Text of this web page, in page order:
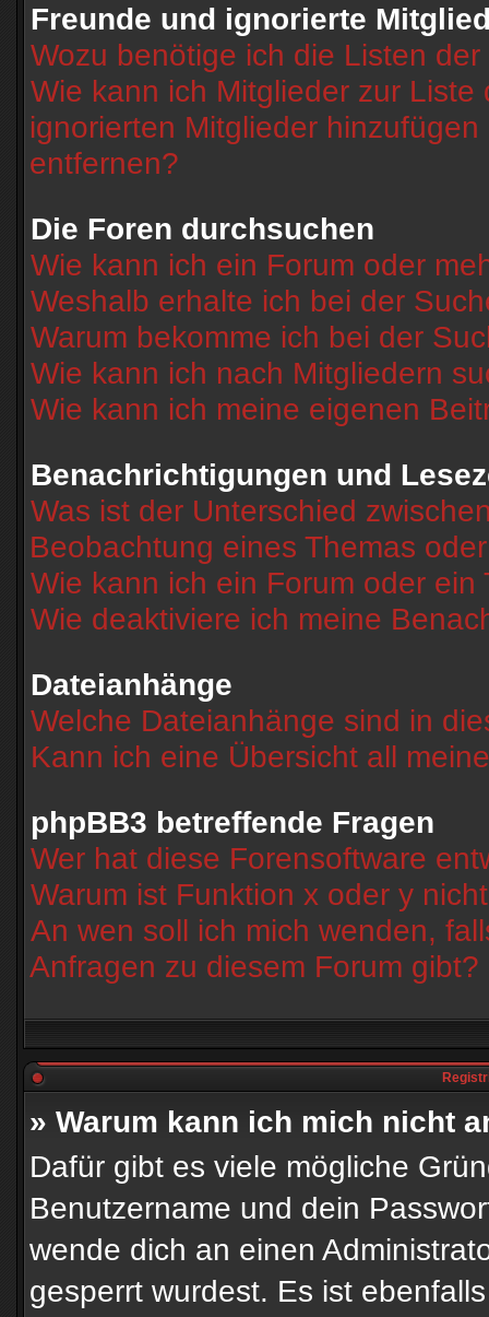
Freunde und ignorierte
Wozu benötige ich die Listen
Wie kann ich Mitglieder zur
ignorierten Mitglieder
entfernen?
Die Foren durchsuchen
Wie kann ich ein Forum oder
Weshalb erhalte ich bei der
Warum bekomme ich bei der
Wie kann ich nach Mitgliedern
Wie kann ich meine eigenen
Benachrichtigungen und
Was ist der Unterschied
Beobachtung eines Themas
Wie kann ich ein Forum oder
Wie deaktiviere ich meine
Dateianhänge
Welche Dateianhänge sind in
Kann ich eine Übersicht all
phpBB3 betreffende Fragen
Wer hat diese Forensoftware
Warum ist Funktion x oder y
An wen soll ich mich wenden,
Anfragen zu diesem Forum gibt?
» Warum kann ich mich nicht
Dafür gibt es viele mögliche
Benutzername und dein
wende dich an einen
gesperrt wurdest. Es ist